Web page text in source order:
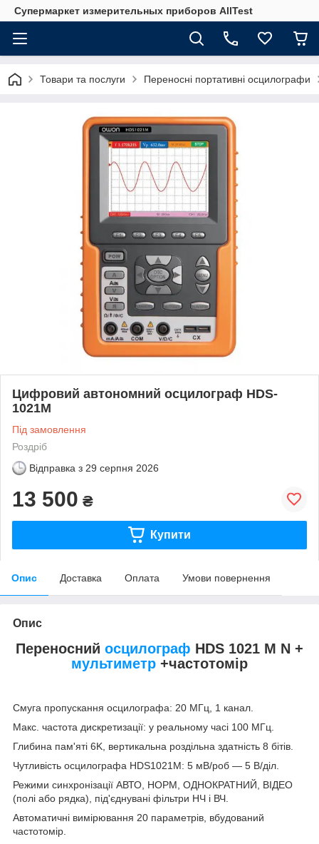
Супермаркет измерительных приборов AllTest
Товари та послуги Переносні портативні осцилографи
Цифровий автономний осцилограф HDS-
1021M
Під замовлення
Роздріб
Відправка з 29 серпня 2026
13 500 ₴
Купити
Опис Доставка Оплата Умови повернення
Опис
Переносний осцилограф HDS 1021 M N +
мультиметр +частотомір
Смуга пропускання осцилографа: 20 МГц, 1 канал.
Макс. частота дискретизації: у реальному часі 100 МГц.
Глибина пам'яті 6K, вертикальна роздільна здатність 8 бітів.
Чутливість осцилографа HDS1021M: 5 мВ/роб — 5 В/діл.
Режими синхронізації АВТО, НОРМ, ОДНОКРАТНИЙ, ВІДЕО
(полі або рядка), під'єднувані фільтри НЧ і ВЧ.
Автоматичні вимірювання 20 параметрів, вбудований
частотомір.